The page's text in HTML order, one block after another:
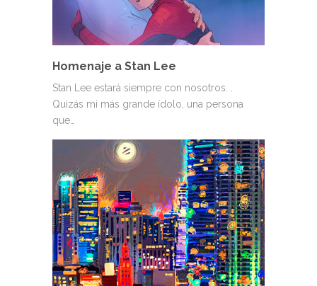
Homenaje a Stan Lee
Stan Lee estará siempre con nosotros. .
Quizás mi más grande ídolo, una persona
que…